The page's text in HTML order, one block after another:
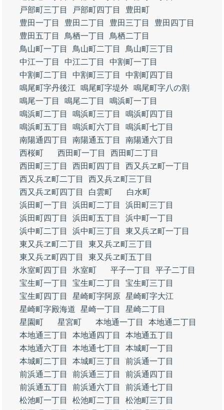
戸部町三丁目
戸部町四丁目
豊田町
豊田一丁目
豊田二丁目 豊田三丁目
豊田四丁目
豊田五丁目
鳥栖一丁目
鳥栖二丁目
鳥山町一丁目
鳥山町二丁目
鳥山町三丁目
中江一丁目
中江二丁目
中割町一丁目
中割町二丁目
中割町三丁目
中割町四丁目
鳴尾町字丹後江
鳴尾町字堤外 鳴尾町字八の割
鳴尾一丁目
鳴尾二丁目
鳴浜町一丁目
鳴浜町二丁目
鳴浜町三丁目
鳴浜町四丁目
鳴浜町五丁目
鳴浜町六丁目
鳴浜町七丁目
南陽通四丁目
南陽通五丁目
南陽通六丁目
西桜町
西田町一丁目
西田町二丁目
西田町三丁目
西田町四丁目
西又兵ヱ町一丁目
西又兵ヱ町二丁目
西又兵ヱ町三丁目
西又兵ヱ町四丁目
白雲町
白水町
浜田町一丁目
浜田町二丁目
浜田町三丁目
浜田町四丁目
浜田町五丁目
浜中町一丁目
浜中町二丁目
浜中町三丁目
東又兵ヱ町一丁目
東又兵ヱ町二丁目
東又兵ヱ町三丁目
東又兵ヱ町四丁目
東又兵ヱ町五丁目
氷室町四丁目
氷室町 平子一丁目
平子二丁目
宝生町一丁目
宝生町二丁目
宝生町三丁目
宝生町四丁目
星崎町字阿原 星崎町字大江
星崎町字殿海道
星崎一丁目
星崎二丁目
星園町
星宮町 本地通一丁目
本地通二丁目
本地通三丁目
本地通四丁目
本地通五丁目
本地通六丁目
本地通七丁目
本城町一丁目
本城町二丁目
本城町三丁目
前浜通一丁目
前浜通二丁目
前浜通三丁目
前浜通四丁目
前浜通五丁目
前浜通六丁目
前浜通七丁目
松池町一丁目
松池町二丁目
松池町三丁目